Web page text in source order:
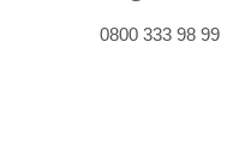
0800 333 98 99